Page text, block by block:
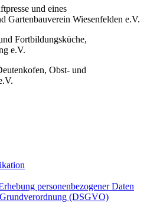
und eines
Gartenbauverein Wiesenfelden e.V.
Fortbildungsküche,
e.V.
Obst- und
personenbezogener Daten
(DSGVO)